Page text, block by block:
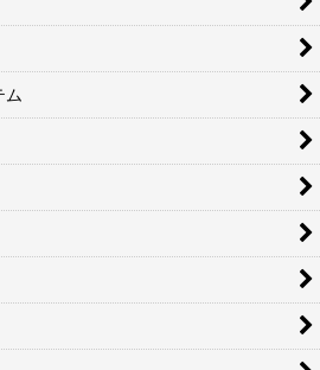
ム